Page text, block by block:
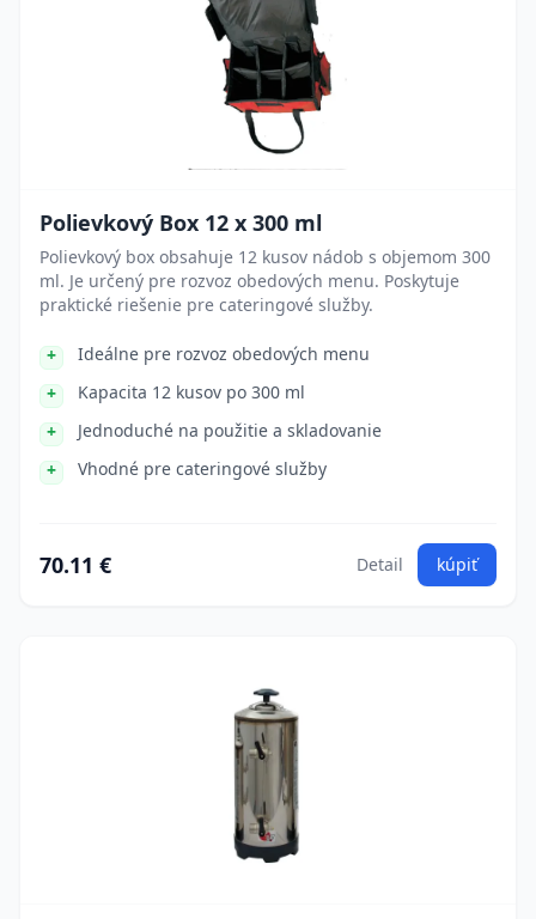
Polievkový Box 12 x 300 ml
Polievkový box obsahuje 12 kusov nádob s objemom 300
ml. Je určený pre rozvoz obedových menu. Poskytuje
praktické riešenie pre cateringové služby.
Ideálne pre rozvoz obedových menu
Kapacita 12 kusov po 300 ml
Jednoduché na použitie a skladovanie
Vhodné pre cateringové služby
70.11 € Detail kúpiť